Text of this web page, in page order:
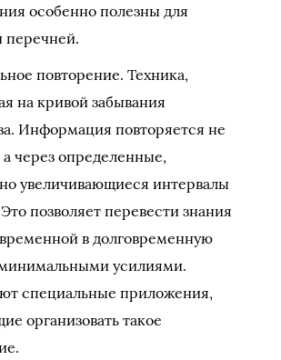
особенно полезны для
перечней.
повторение. Техника,
на кривой забывания
Информация повторяется не
а через определенные,
увеличивающиеся интервалы
позволяет перевести знания
в долговременную
усилиями.
специальные приложения,
организовать такое